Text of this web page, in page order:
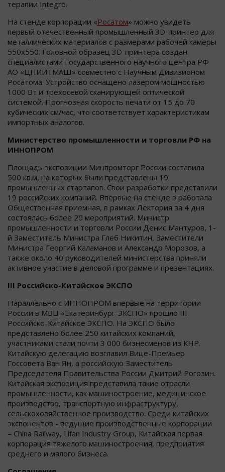
терапии Integro.
На стенде корпорации «Росатом» можно увидеть
первый отечественный промышленный 3D-принтер для
металлических материалов с размерами рабочей камеры
550х550. Головной образец 3D-принтера создан
специалистами Государственного научного центра РФ
АО «ЦНИИТМАШ» совместно с Научным Дивизионом
Росатома. Устройство оснащено лазером мощностью
1000 Вт и трехосевой сканирующей оптической
системой. Прогнозная скорость печати от 15 до 70
кубических см/час, что соответствует характеристикам
импортных аналогов.
Министерство промышленности и торговли РФ на
ИННОПРОМ
Площадь экспозиции Минпромторг России составила
500 кв.м, на которых были представлены 19
промышленных стартапов. Свои разработки представили
19 российских компаний. Впервые на стенде в работала
Общественная приемная, в рамках Лектория за 4 дня
состоялась более 20 мероприятий. Министр
промышленности и торговли России Денис Мантуров, 1-
й Заместитель Министра Глеб Никитин, Заместители
Министра Георгий Каламанов и Александр Морозов, а
также около 40 руководителей министерства приняли
активное участие в деловой программе и презентациях.
III Российско-Китайское ЭКСПО
Параллельно с ИННОПРОМ впервые на территории
России в МВЦ «Екатеринбург-ЭКСПО» прошло III
Российско-Китайское ЭКСПО. На ЭКСПО было
представлено более 250 китайских компаний,
участниками стали почти 3 000 бизнесменов из КНР.
Китайскую делегацию возглавил Вице-Премьер
Госсовета Ван Ян, а российскую Заместитель
Председателя Правительства России Дмитрий Рогозин.
Китайская экспозиция представила такие отрасли
промышленности, как машиностроение, медицинское
производство, транспортную инфраструктуру,
сельскохозяйственное производство. Среди китайских
экспонентов - ведущие производственные корпорации
– China Railway, Lifan Industry Group, Китайская первая
корпорация тяжелого машиностроения, предприятия
среднего и малого бизнеса.